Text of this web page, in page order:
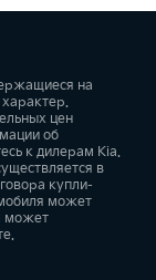
на
цен
об
к дилерам Kia.
в
купли-
может
может